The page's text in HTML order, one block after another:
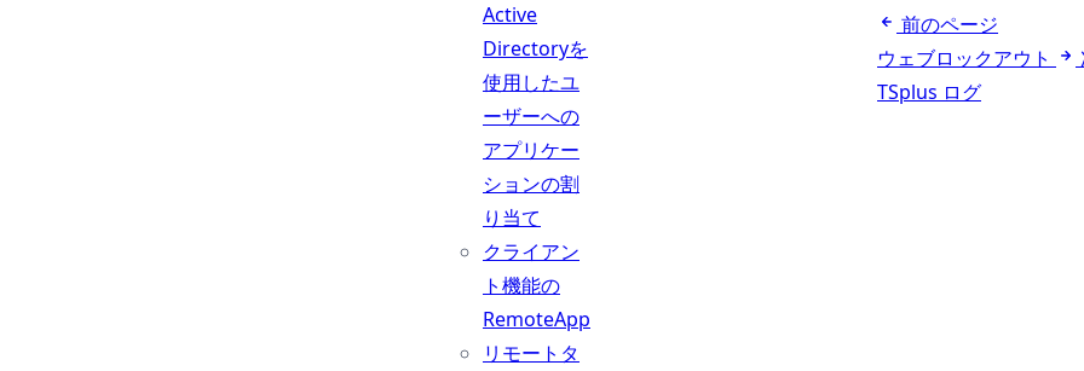
Active
Directoryを
使用したユ
ーザーへの
アプリケー
ションの割
り当て
クライアン
ト機能の
RemoteApp
リモートタ
前のページ
ウェブロックアウト
TSplus ログ